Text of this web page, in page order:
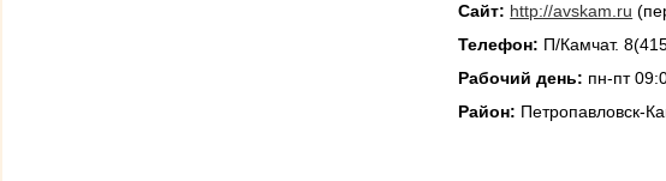
Сайт: http://avskam.ru
Телефон: П/Камчат.
Рабочий день: пн-пт
Район: Петропавловск-